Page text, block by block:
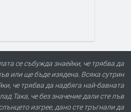
се събужда знаейки, че трябва да
или ще бъде изядена. Всяка сутрин
че трябва да надбяга най-бавната
че без значение дали сте лъв
изгрее, дано сте тръгнали да